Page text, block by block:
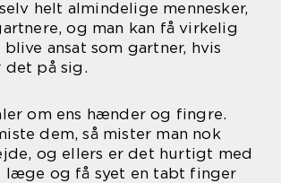
helt almindelige mennesker,
og man kan få virkelig
ansat som gartner, hvis
det på sig.
om ens hænder og fingre.
dem, så mister man nok
og ellers er det hurtigt med
læge og få syet en tabt finger